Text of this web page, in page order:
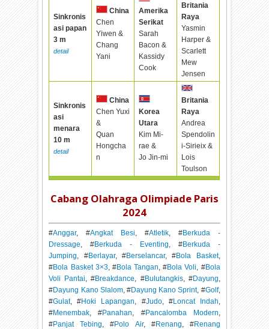
Sinkronis
asi papan
3 m
detail
China
Chen
Yiwen &
Chang
Yani
Amerika
Serikat
Sarah
Bacon &
Kassidy
Cook
Britania
Raya
Yasmin
Harper &
Scarlett
Mew
Jensen
Sinkronis
asi
menara
10 m
detail
China
Chen Yuxi
&
Quan
Hongcha
n
Korea
Utara
Kim Mi-
rae &
Jo Jin-mi
Britania
Raya
Andrea
Spendolin
i-Sirieix &
Lois
Toulson
Cabang Olahraga Olimpiade Paris
2024
#Anggar, #Angkat Besi , #Atletik, #Berkuda -
Dressage , #Berkuda - Eventing , #Berkuda -
Jumping , #Berlayar, #Berselancar, #Bola Basket,
#Bola Basket 3×3, #Bola Tangan , #Bola Voli , #Bola
Voli Pantai
, #Breakdance , #Bulutangkis, #Dayung
#Dayung Kano Slalom, #Dayung Kano Sprint, #Golf,
#Gulat, #Hoki Lapangan , #Judo, #Loncat Indah
#Menembak , #Panahan , #Pancalomba Modern
#Panjat Tebing , #Polo Air, #Renang , #Renang